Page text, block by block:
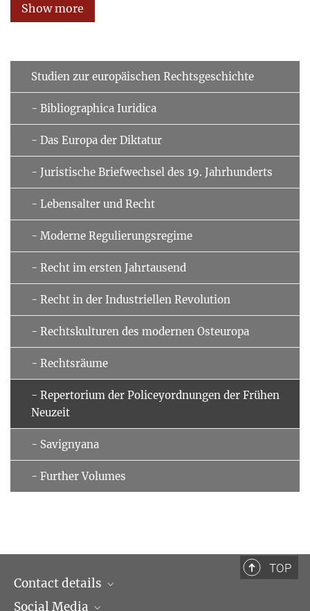
Show more
Studien zur europäischen Rechtsgeschichte
- Bibliographica Iuridica
- Das Europa der Diktatur
- Juristische Briefwechsel des 19. Jahrhunderts
- Lebensalter und Recht
- Moderne Regulierungsregime
- Recht im ersten Jahrtausend
- Recht in der Industriellen Revolution
- Rechtskulturen des modernen Osteuropa
- Rechtsräume
- Repertorium der Policeyordnungen der Frühen
Neuzeit
- Savignyana
- Further Volumes
TOP
Contact details
Opening hours & Directions to the Institute
Social Media